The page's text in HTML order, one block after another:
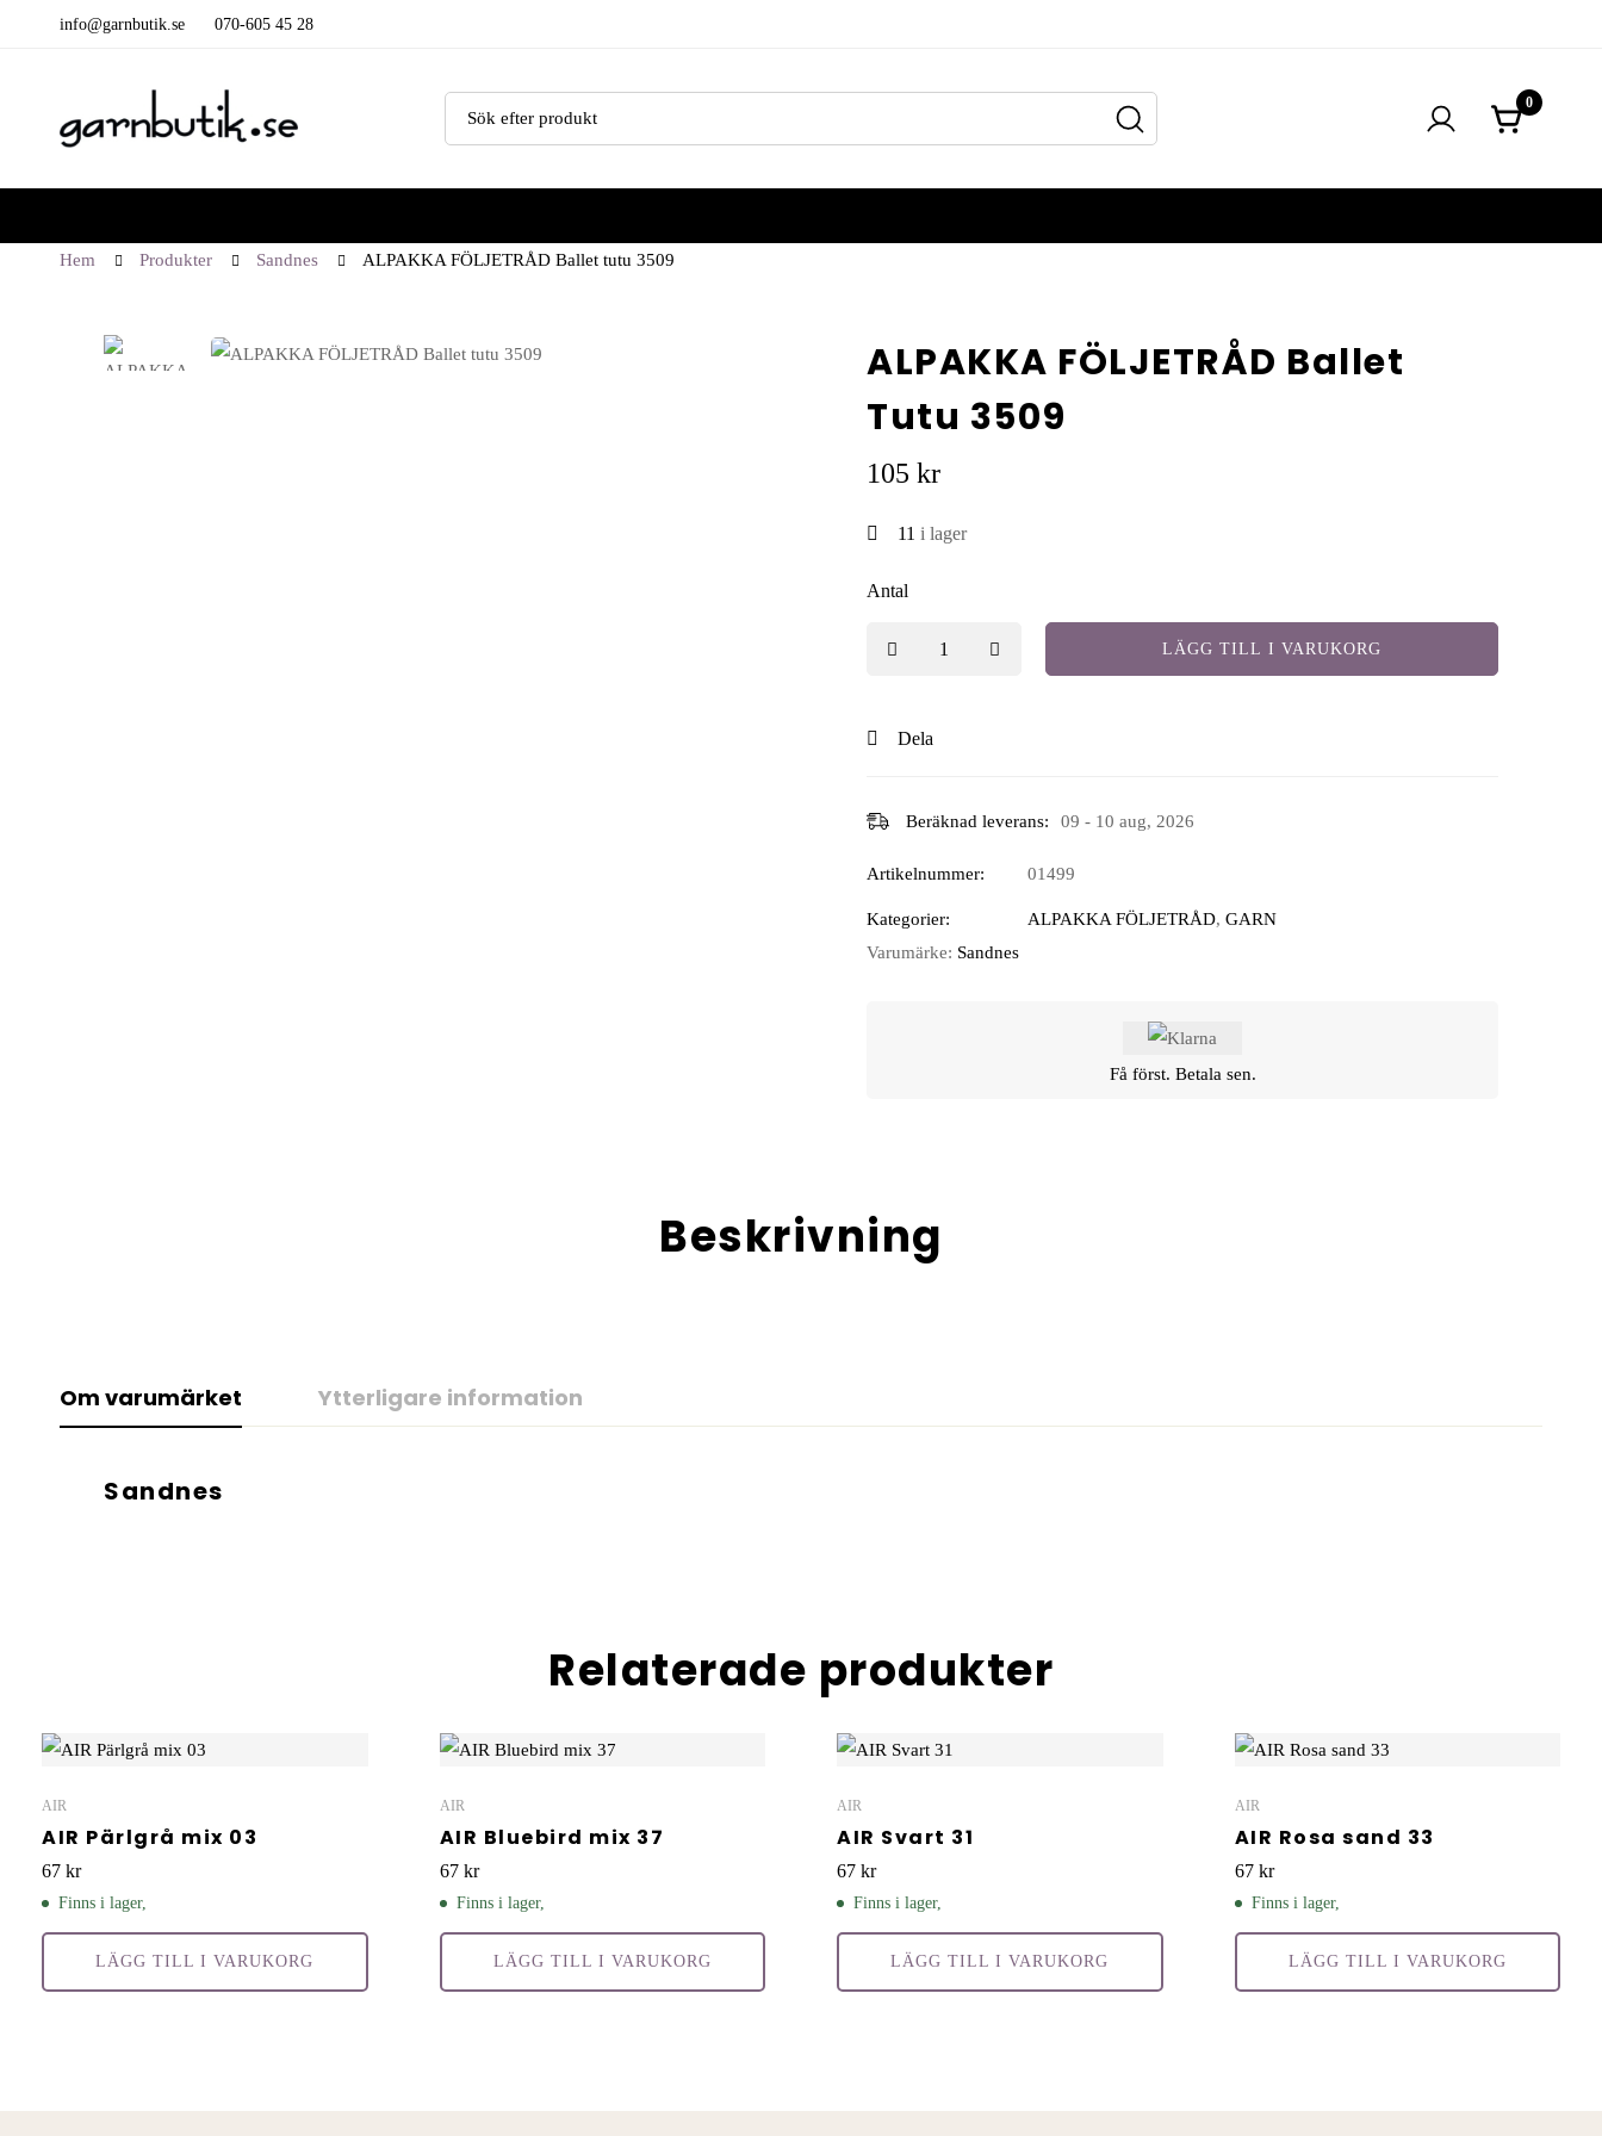
info@garnbutik.se 070-605 45 28
0
Hem Produkter Sandnes ALPAKKA FÖLJETRÅD Ballet tutu 3509
ALPAKKA FÖLJETRÅD Ballet
Tutu 3509
105 kr
11 i lager
Antal
LÄGG TILL I VARUKORG
Dela
Beräknad leverans: 09 - 10 aug, 2026
Artikelnummer: 01499
Kategorier: ALPAKKA FÖLJETRÅD, GARN
Varumärke: Sandnes
Få först. Betala sen.
Beskrivning
Om varumärket Ytterligare information
Sandnes
Relaterade produkter
AIR
AIR Pärlgrå mix 03
67 kr
Finns i lager,
LÄGG TILL I VARUKORG
AIR
AIR Bluebird mix 37
67 kr
Finns i lager,
LÄGG TILL I VARUKORG
AIR
AIR Svart 31
67 kr
Finns i lager,
LÄGG TILL I VARUKORG
AIR
AIR Rosa sand 33
67 kr
Finns i lager,
LÄGG TILL I VARUKORG